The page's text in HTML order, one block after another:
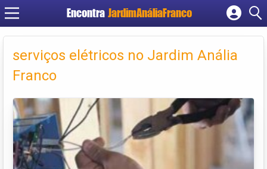
Encontra JardimAnáliaFranco
Cadastrar empresa
Criar conta
serviços elétricos no Jardim Anália
Franco